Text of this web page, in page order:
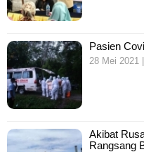
Pasien
28 Mei 2021
Akibat
Rangsang